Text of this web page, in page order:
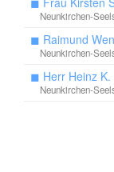
Neunkirchen-
◼ Raimund
Neunkirchen-
◼ Herr Heinz
Neunkirchen-